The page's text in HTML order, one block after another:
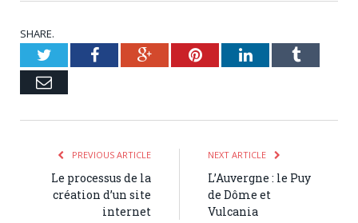
SHARE.
TwitterFacebookGoogle+PinterestLinkedInTumblr
Email
PREVIOUS ARTICLE
Le processus de la
création d’un site
internet
NEXT ARTICLE
L’Auvergne : le Puy
de Dôme et
Vulcania